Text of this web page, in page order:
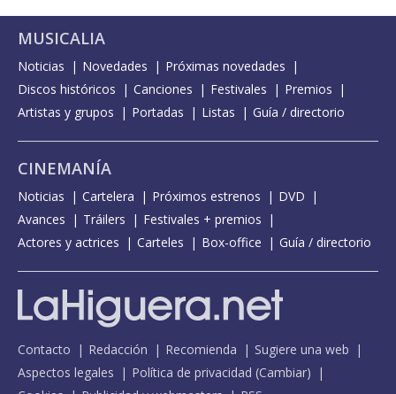
MUSICALIA
Noticias Novedades
Próximas novedades
Discos históricos
Canciones Festivales
Premios
Artistas y grupos
Portadas Listas Guía / directorio
CINEMANÍA
Noticias Cartelera Próximos estrenos
DVD
Avances
Tráilers
Festivales + premios
Actores y actrices
Carteles Box-office Guía / directorio
Contacto Redacción Recomienda
Sugiere una web
Aspectos legales
Política de privacidad (Cambiar)